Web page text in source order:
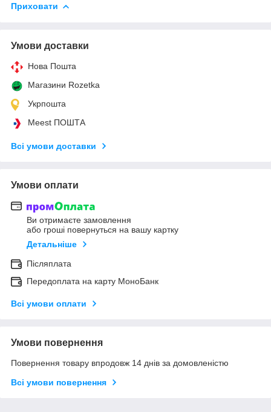
Приховати
Умови доставки
Нова Пошта
Магазини Rozetka
Укрпошта
Meest ПОШТА
Всі умови доставки
Умови оплати
Ви отримаєте замовлення
або гроші повернуться на вашу картку
Детальніше
Післяплата
Передоплата на карту МоноБанк
Всі умови оплати
Умови повернення
Повернення товару впродовж 14 днів за домовленістю
Всі умови повернення